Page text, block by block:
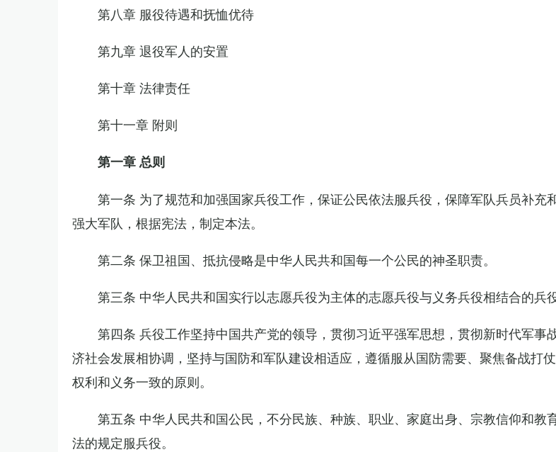
第八章 服役待遇和抚恤优待
第九章 退役军人的安置
第十章 法律责任
第十一章 附则
第一章 总则
第一条 为了规范和加强国家兵役工作，保证公民依法服兵役，保障军队兵员补充
强大军队，根据宪法，制定本法。
第二条 保卫祖国、抵抗侵略是中华人民共和国每一个公民的神圣职责。
第三条 中华人民共和国实行以志愿兵役为主体的志愿兵役与义务兵役相结合的兵役
第四条 兵役工作坚持中国共产党的领导，贯彻习近平强军思想，贯彻新时代军事
济社会发展相协调，坚持与国防和军队建设相适应，遵循服从国防需要、聚焦备战打
权利和义务一致的原则。
第五条 中华人民共和国公民，不分民族、种族、职业、家庭出身、宗教信仰和教
法的规定服兵役。